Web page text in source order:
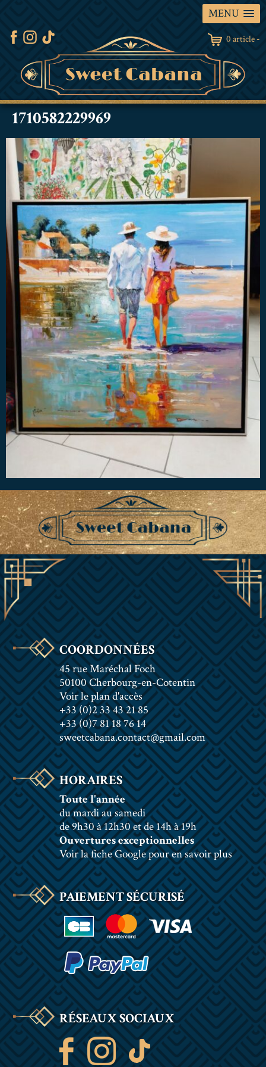
MENU
0 article -
1710582229969
COORDONNÉES
45 rue Maréchal Foch
50100 Cherbourg-en-Cotentin
Voir le plan d'accès
+33 (0)2 33 43 21 85
+33 (0)7 81 18 76 14
sweetcabana.contact@gmail.com
HORAIRES
Toute l'année
du mardi au samedi
de 9h30 à 12h30 et de 14h à 19h
Ouvertures exceptionnelles
Voir la fiche Google pour en savoir plus
PAIEMENT SÉCURISÉ
RÉSEAUX SOCIAUX